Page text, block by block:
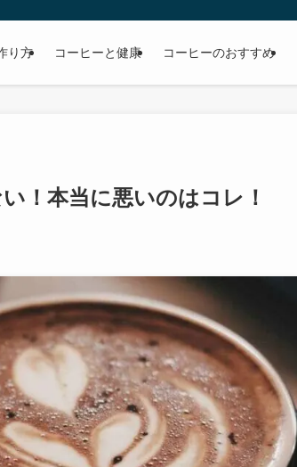
り方 コーヒーと健康 コーヒーのおすすめ
！本当に悪いのはコレ！